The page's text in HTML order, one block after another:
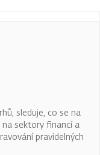
sleduje, co se na
sektory financí a
pravidelných